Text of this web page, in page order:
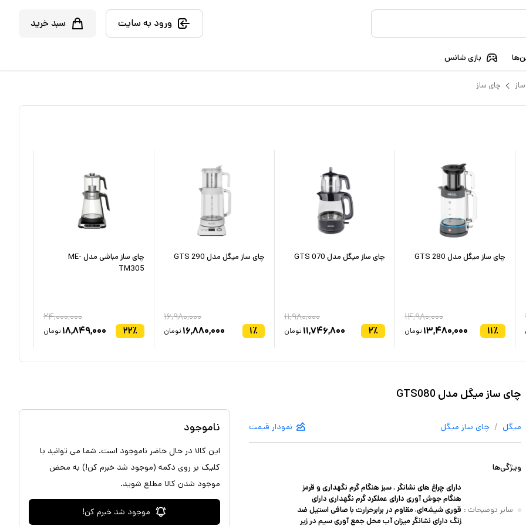
ورود به سایت سبد خرید
بازی شانس
چای ساز
چای ساز میگل مدل GTS 280
۱۱٪
۱۴,۹۸۰,۰۰۰
۱۳,۴۸۰,۰۰۰ تومان
چای ساز میگل مدل GTS 070
۲٪
۱۱,۹۸۰,۰۰۰
۱۱,۷۴۶,۸۰۰ تومان
چای ساز میگل مدل GTS 290
۱٪
۱۶,۹۸۰,۰۰۰
۱۶,۸۸۰,۰۰۰ تومان
چای ساز مباشی مدل ME-
TM305
۲۲٪
۲۴,۰۰۰,۰۰۰
۱۸,۸۴۹,۰۰۰ تومان
چای ساز میگل مدل GTS080
میگل / چای ساز میگل نمودار قیمت
ویژگی‌ها
سایر توضیحات :
دارای چراغ های نشانگر ، سبز هنگام گرم نگهداری و قرمز
هنگام جوش آوری دارای عملکرد گرم نگهداری دارای
قوری شیشه‌ای، مقاوم در برابرحرارت با صافی استیل ضد
زنگ دارای نشانگر میزان آب محل جمع آوری سیم در زیر
ناموجود
این کالا در حال حاضر ناموجود است. شما می توانید با
کلیک بر روی دکمه (موجود شد خبرم کن!) به محض
موجود شدن کالا مطلع شوید.
موجود شد خبرم کن!